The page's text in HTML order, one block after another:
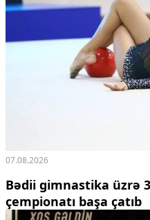
07.08.2026
Bədii gimnastika üzrə
çempionatı başa çatıb